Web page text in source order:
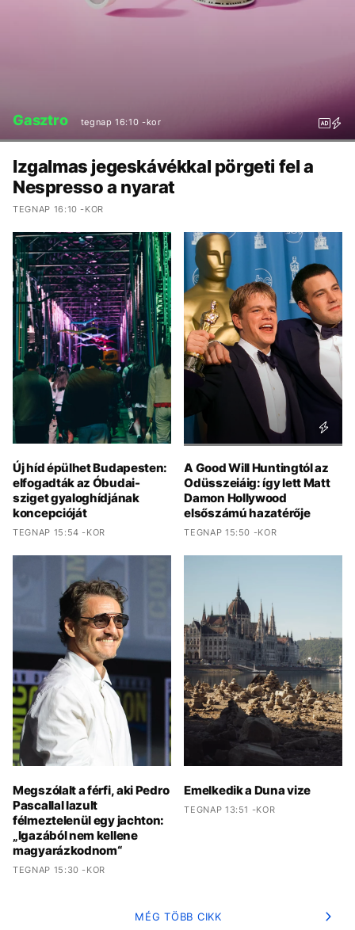
Gasztro tegnap 16:10 -kor
Izgalmas jegeskávékkal pörgeti fel a
Nespresso a nyarat
TEGNAP 16:10 -KOR
Új híd épülhet Budapesten:
elfogadták az Óbudai-
sziget gyaloghídjának
koncepcióját
TEGNAP 15:54 -KOR
A Good Will Huntingtól az
Odüsszeiáig: így lett Matt
Damon Hollywood
elsőszámú hazatérője
TEGNAP 15:50 -KOR
Megszólalt a férfi, aki Pedro
Pascallal lazult
félmeztelenül egy jachton:
„Igazából nem kellene
magyarázkodnom“
TEGNAP 15:30 -KOR
Emelkedik a Duna vize
TEGNAP 13:51 -KOR
MÉG TÖBB CIKK